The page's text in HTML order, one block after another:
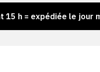
le jour même